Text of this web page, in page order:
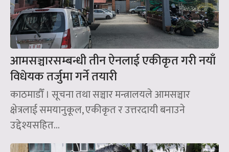
आमसञ्चारसम्बन्धी तीन ऐनलाई एकीकृत गरी नयाँ
विधेयक तर्जुमा गर्ने तयारी
काठमाडौँ । सूचना तथा सञ्चार मन्त्रालयले आमसञ्चार
क्षेत्रलाई समयानुकूल, एकीकृत र उत्तरदायी बनाउने
उद्देश्यसहित...